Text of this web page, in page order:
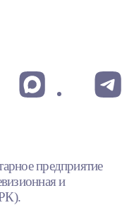
предприятие
и